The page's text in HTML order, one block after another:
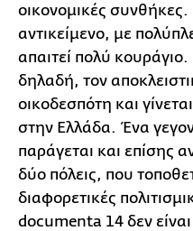
οικονομικές συνθήκες.
αντικείμενο, με
απαιτεί πολύ
δηλαδή, τον
οικοδεσπότη και
στην Ελλάδα. Ένα
παράγεται και επίσης
δύο πόλεις, που
διαφορετικές
documenta 14 δεν